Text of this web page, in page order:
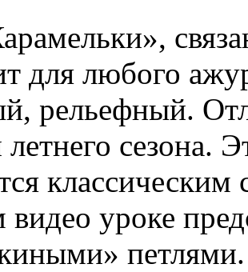
для любого
рельефный.
летнего сезона.
уроке
петлями.